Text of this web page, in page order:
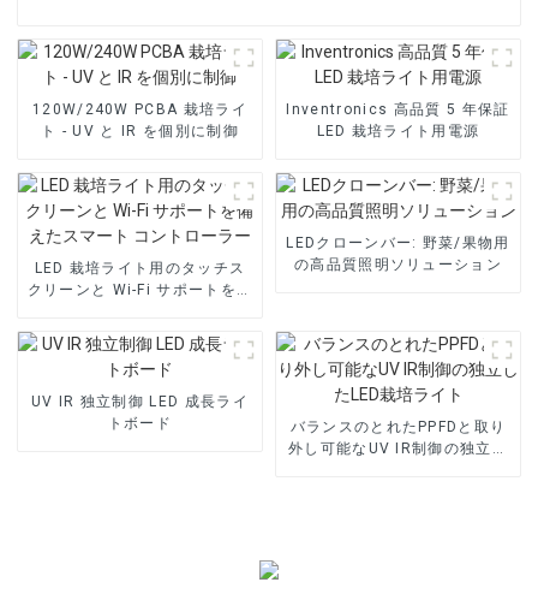
120W/240W PCBA 栽培ライ
ト - UV と IR を個別に制御
Inventronics 高品質 5 年保証
LED 栽培ライト用電源
LED 栽培ライト用のタッチス
クリーンと Wi-Fi サポートを備
LEDクローンバー: 野菜/果物用
の高品質照明ソリューション
UV IR 独立制御 LED 成長ライ
トボード
バランスのとれたPPFDと取り
外し可能なUV IR制御の独立し